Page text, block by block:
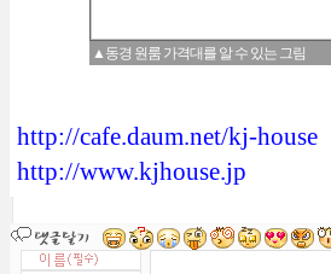
▲동경 원룸 가격대를 알 수 있는 그림
http://cafe.daum.net/kj-house
http://www.kjhouse.jp